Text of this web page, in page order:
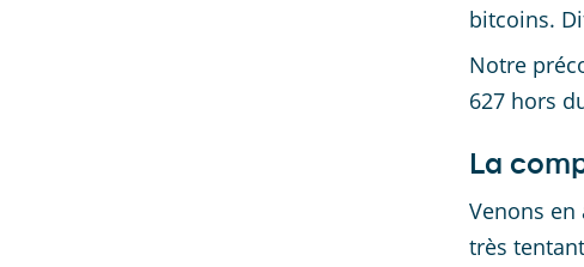
bitcoins.
Notre
627 hors
La
Venons en
très